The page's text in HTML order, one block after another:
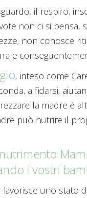
il respiro,
vote non ci si
non conosce
e
, inteso come
a fidarsi,
la madre è
può nutrire il
i vostri
favorisce uno stato